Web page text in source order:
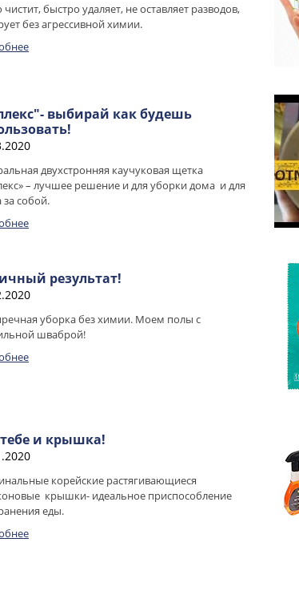
чистит, быстро удаляет, не оставляет разводов,
без агрессивной химии.
выбирай как будешь
двухстронняя каучуковая щетка
– лучшее решение и для уборки дома и для
за собой.
результат!
уборка без химии. Моем полы с
шваброй!
и крышка!
корейские растягивающиеся
крышки- идеальное приспособление
еды.